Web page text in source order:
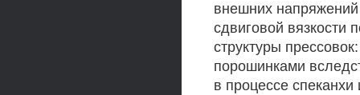
внешних
сдвиговой вязкости
структуры
порошинками
в процессе